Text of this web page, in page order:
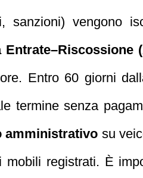
sanzioni) vengono
Entrate–Riscossione
Entro 60 giorni
termine senza
amministrativo su
registrati. È